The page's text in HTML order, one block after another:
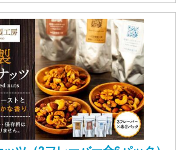
製造工程の主要
の全工程)を市内の事業所で実施し
45mm ■内箱サイズ ・縦
80mm ・6個入り 【アレ
ゼラチン、マカダミアナッツ 小
ューナッツ、大豆、バナナ、リン
ウイフルーツ、アーモンド、大豆
品と同じ工程で作られています。 ※
は各事業者の指定に基づき掲載し